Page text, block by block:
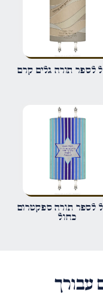
לפעם הבאה שאגיב.
לספר תורה גלים קרם
לספר תורה ספקטרום
כחול
עבורך